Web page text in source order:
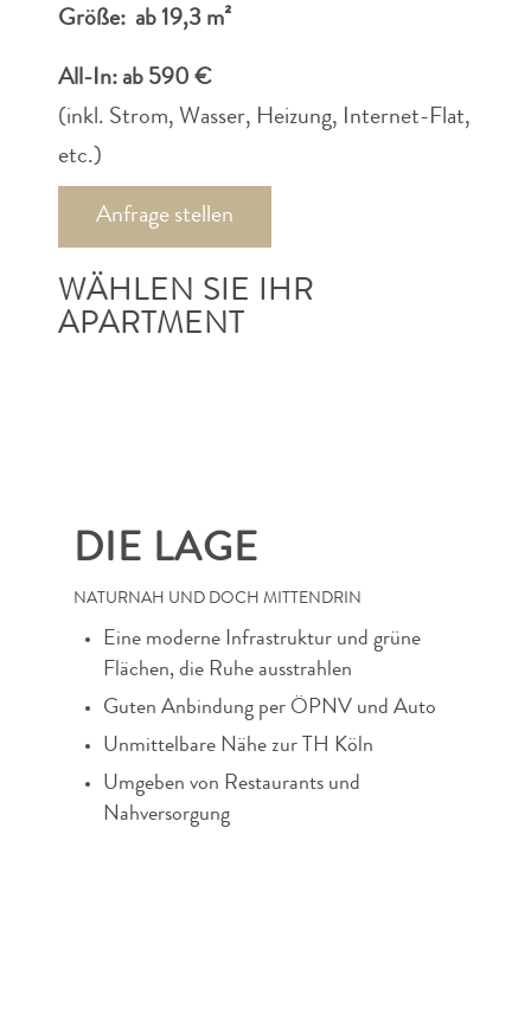
Größe: ab 19,3 m²
All-In: ab 590 €
(inkl. Strom, Wasser, Heizung, Internet-Flat,
etc.)
Anfrage stellen
WÄHLEN SIE IHR
APARTMENT
DIE LAGE
NATURNAH UND DOCH MITTENDRIN
Eine moderne Infrastruktur und grüne
Flächen, die Ruhe ausstrahlen
Guten Anbindung per ÖPNV und Auto
Unmittelbare Nähe zur TH Köln
Umgeben von Restaurants und
Nahversorgung